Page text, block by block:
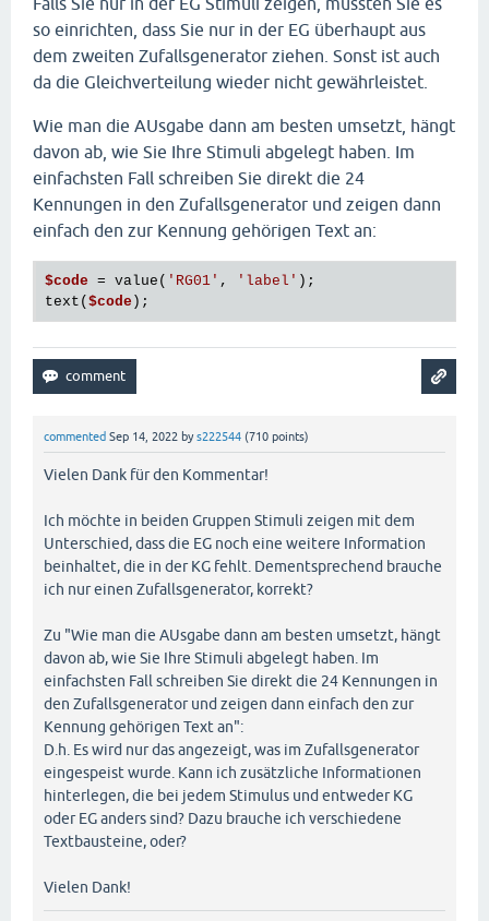
so einrichten, dass Sie nur in der EG überhaupt aus
dem zweiten Zufallsgenerator ziehen. Sonst ist auch
da die Gleichverteilung wieder nicht gewährleistet.
Wie man die AUsgabe dann am besten umsetzt, hängt
davon ab, wie Sie Ihre Stimuli abgelegt haben. Im
einfachsten Fall schreiben Sie direkt die 24
Kennungen in den Zufallsgenerator und zeigen dann
einfach den zur Kennung gehörigen Text an:
$code = value( 'RG01' , 'label' );
text( $code
commented Sep 14, 2022 bys222544 (710 points)
Vielen Dank für den Kommentar!
Ich möchte in beiden Gruppen Stimuli zeigen mit dem
Unterschied, dass die EG noch eine weitere Information
beinhaltet, die in der KG fehlt. Dementsprechend brauche
ich nur einen Zufallsgenerator, korrekt?
Zu "Wie man die AUsgabe dann am besten umsetzt, hängt
davon ab, wie Sie Ihre Stimuli abgelegt haben. Im
einfachsten Fall schreiben Sie direkt die 24 Kennungen in
den Zufallsgenerator und zeigen dann einfach den zur
Kennung gehörigen Text an":
D.h. Es wird nur das angezeigt, was im Zufallsgenerator
eingespeist wurde. Kann ich zusätzliche Informationen
hinterlegen, die bei jedem Stimulus und entweder KG
oder EG anders sind? Dazu brauche ich verschiedene
Textbausteine, oder?
Vielen Dank!